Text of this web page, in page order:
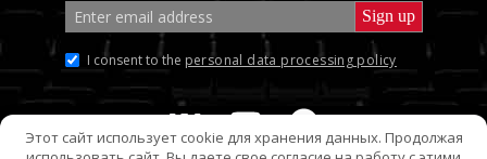
E-
mail
Policy
I consent to the personal data processing policy
Этот сайт использует cookie для хранения данных. Продолжая